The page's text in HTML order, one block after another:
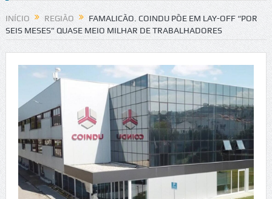
no IC2 em Alcobaça Igreja do Castelo de Cerveira
INÍCIO REGIÃO
FAMALICÃO. COINDU PÕE EM LAY-OFF “POR
SEIS MESES” QUASE MEIO MILHAR DE TRABALHADORES